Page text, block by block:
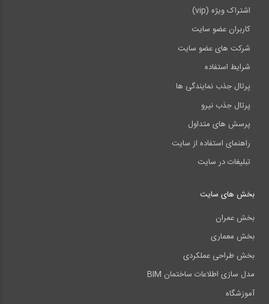
اشتراک ویژه (vip)
کاربران عضو سایت
شرکت های عضو سایت
شرایط استفاده
پرتال جذب نمایندگی ها
پرتال جذب نیرو
پرسش های متداول
راهنمای استفاده از سایت
تبلیغات در سایت
بخش های سایت
بخش عمران
بخش معماری
بخش طراحی عملکردی
مدل سازی اطلاعات ساختمان BIM
آموزشگاه